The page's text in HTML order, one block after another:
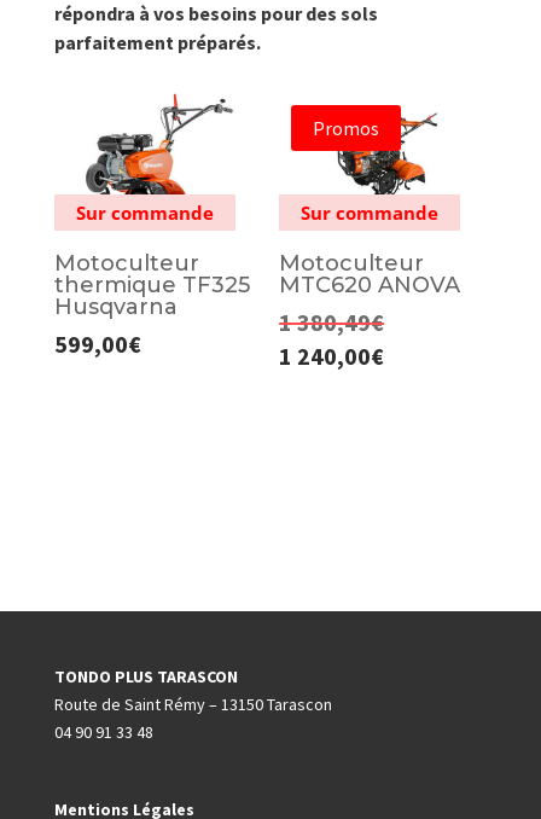
répondra à vos besoins pour des sols
parfaitement préparés.
Sur commande
Motoculteur
thermique TF325
Husqvarna
599,00€
Promos
Sur commande
Motoculteur
MTC620 ANOVA
1 380,49€Le
1 240,00€
TONDO PLUS TARASCON
Route de Saint Rémy – 13150 Tarascon
04 90 91 33 48
Mentions Légales